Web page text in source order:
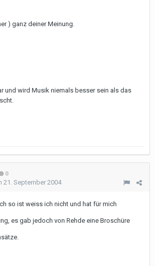
) ganz deiner Meinung.
und wird Musik niemals besser sein als das
0
21. September 2004
so ist weiss ich nicht und hat für mich
es gab jedoch von Rehde eine Broschüre